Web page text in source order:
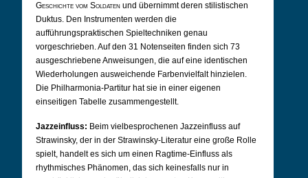
Geschichte vom Soldaten und übernimmt deren stilistischen
Duktus. Den Instrumenten werden die
aufführungspraktischen Spieltechniken genau
vorgeschrieben. Auf den 31 Notenseiten finden sich 73
ausgeschriebene Anweisungen, die auf eine identischen
Wiederholungen ausweichende Farbenvielfalt hinzielen.
Die Philharmonia-Partitur hat sie in einer eigenen
einseitigen Tabelle zusammengestellt.
Jazzeinfluss: Beim vielbesprochenen Jazzeinfluss auf
Strawinsky, der in der Strawinsky-Literatur eine große Rolle
spielt, handelt es sich um einen Ragtime-Einfluss als
rhythmisches Phänomen, das sich keinesfalls nur in